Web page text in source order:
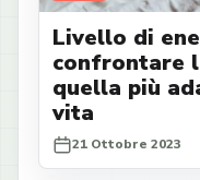
Livello di
confrontare
quella più
vita
21 Ottobre 2023